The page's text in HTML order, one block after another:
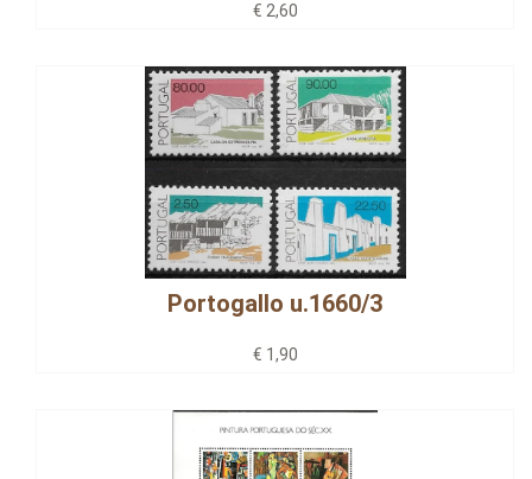
€ 2,60
Portogallo u.1660/3
€ 1,90